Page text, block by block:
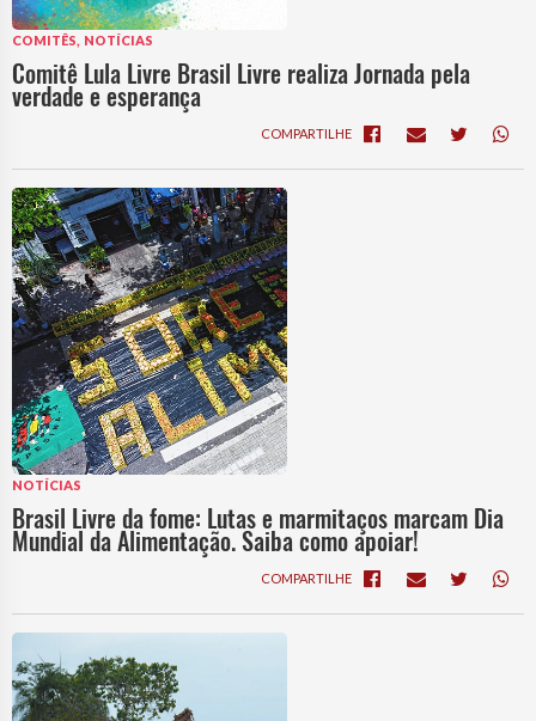
COMITÊS, NOTÍCIAS
Comitê Lula Livre Brasil Livre realiza Jornada pela
verdade e esperança
COMPARTILHE
NOTÍCIAS
Brasil Livre da fome: Lutas e marmitaços marcam Dia
Mundial da Alimentação. Saiba como apoiar!
COMPARTILHE